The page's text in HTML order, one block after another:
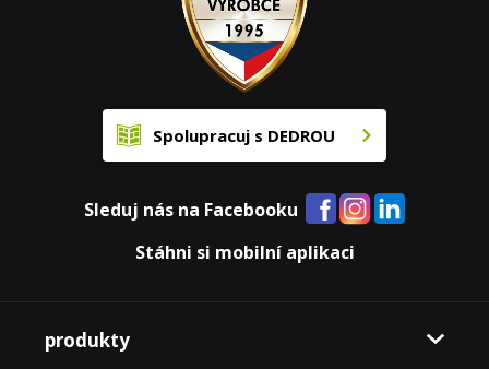
Spolupracuj s DEDROU
Sleduj nás na Facebooku
Stáhni si mobilní aplikaci
produkty